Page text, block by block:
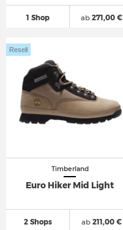
1 Shop ab 271,00 €
Timberland
Euro Hiker Mid Light
2 Shops
Resell
ab 211,00 €